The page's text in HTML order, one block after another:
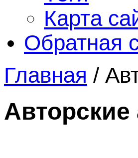
Карта
Обратная
Главная /